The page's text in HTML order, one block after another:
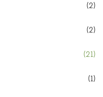
(2)
(2)
(21)
(1)